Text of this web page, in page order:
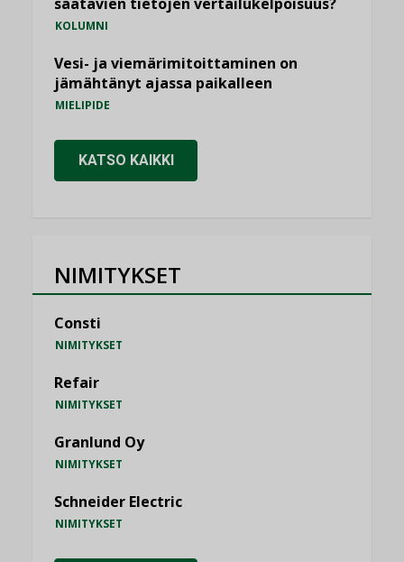
KOLUMNI
Vesi- ja viemärimitoittaminen on
jämähtänyt ajassa paikalleen
MIELIPIDE
KATSO KAIKKI
NIMITYKSET
Consti
NIMITYKSET
Refair
NIMITYKSET
Granlund Oy
NIMITYKSET
Schneider Electric
NIMITYKSET